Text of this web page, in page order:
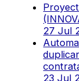
27 Jul
23 Jul